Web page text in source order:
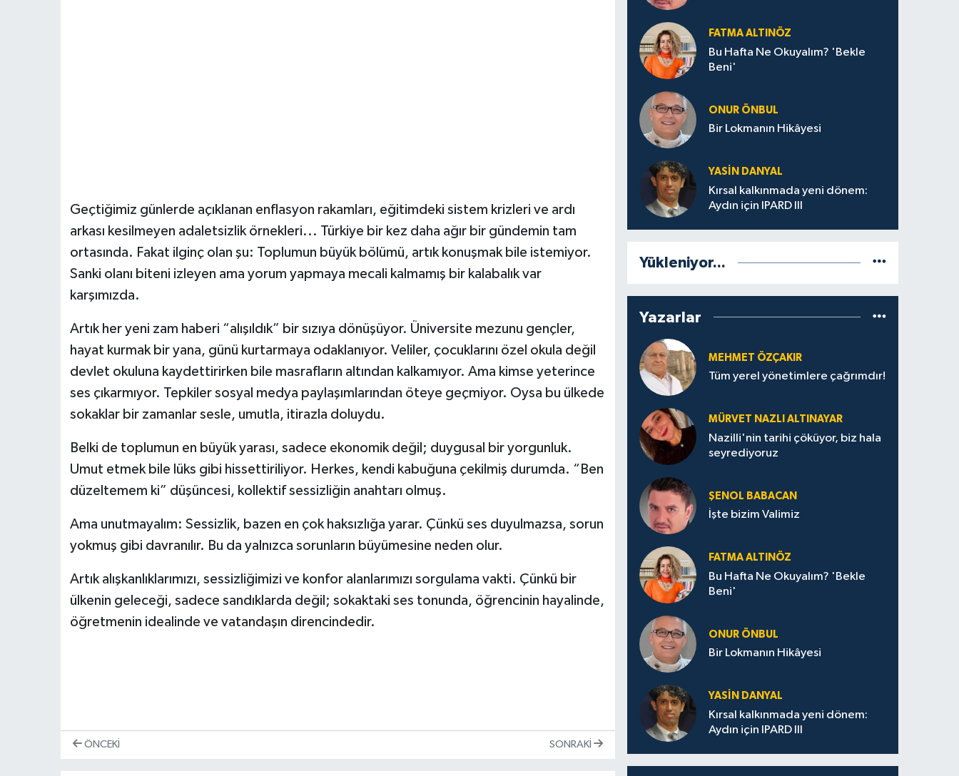
Geçtiğimiz günlerde açıklanan enflasyon rakamları, eğitimdeki sistem krizleri ve ardı
arkası kesilmeyen adaletsizlik örnekleri... Türkiye bir kez daha ağır bir gündemin tam
ortasında. Fakat ilginç olan şu: Toplumun büyük bölümü, artık konuşmak bile istemiyor.
Sanki olanı biteni izleyen ama yorum yapmaya mecali kalmamış bir kalabalık var
karşımızda.
Artık her yeni zam haberi “alışıldık” bir sızıya dönüşüyor. Üniversite mezunu gençler,
hayat kurmak bir yana, günü kurtarmaya odaklanıyor. Veliler, çocuklarını özel okula değil
devlet okuluna kaydettirirken bile masrafların altından kalkamıyor. Ama kimse yeterince
ses çıkarmıyor. Tepkiler sosyal medya paylaşımlarından öteye geçmiyor. Oysa bu ülkede
sokaklar bir zamanlar sesle, umutla, itirazla doluydu.
Belki de toplumun en büyük yarası, sadece ekonomik değil; duygusal bir yorgunluk.
Umut etmek bile lüks gibi hissettiriliyor. Herkes, kendi kabuğuna çekilmiş durumda. “Ben
düzeltemem ki” düşüncesi, kollektif sessizliğin anahtarı olmuş.
Ama unutmayalım: Sessizlik, bazen en çok haksızlığa yarar. Çünkü ses duyulmazsa, sorun
yokmuş gibi davranılır. Bu da yalnızca sorunların büyümesine neden olur.
Artık alışkanlıklarımızı, sessizliğimizi ve konfor alanlarımızı sorgulama vakti. Çünkü bir
ülkenin geleceği, sadece sandıklarda değil; sokaktaki ses tonunda, öğrencinin hayalinde,
öğretmenin idealinde ve vatandaşın direncindedir.
ÖNCEKI SONRAKI
FATMA ALTINÖZ
Bu Hafta Ne Okuyalım? 'Bekle
Beni'
ONUR ÖNBUL
Bir Lokmanın Hikâyesi
YASIN DANYAL
Kırsal kalkınmada yeni dönem:
Aydın için IPARD III
Yükleniyor...
Yazarlar
MEHMET ÖZÇAKIR
Tüm yerel yönetimlere çağrımdır!
MÜRVET NAZLI ALTINAYAR
Nazilli'nin tarihi çöküyor, biz hala
seyrediyoruz
ŞENOL BABACAN
İşte bizim Valimiz
FATMA ALTINÖZ
Bu Hafta Ne Okuyalım? 'Bekle
Beni'
ONUR ÖNBUL
Bir Lokmanın Hikâyesi
YASIN DANYAL
Kırsal kalkınmada yeni dönem:
Aydın için IPARD III